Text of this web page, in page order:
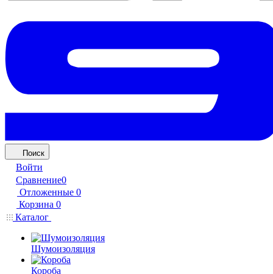
Поиск
Войти
Сравнение0
Отложенные 0
Корзина 0
Каталог
Шумоизоляция
Короба